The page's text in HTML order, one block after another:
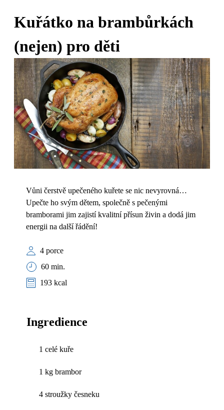
Kuřátko na brambůrkách
(nejen) pro děti
Vůni čerstvě upečeného kuřete se nic nevyrovná…
Upečte ho svým dětem, společně s pečenými
bramborami jim zajistí kvalitní přísun živin a dodá jim
energii na další řádění!
4 porce
60 min.
193 kcal
Ingredience
1 celé kuře
1 kg brambor
4 stroužky česneku